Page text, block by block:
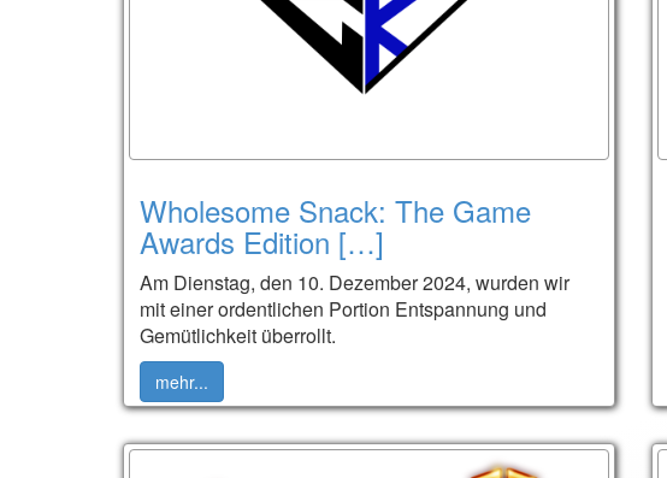
Wholesome Snack: The Game
Awards Edition […]
Am Dienstag, den 10. Dezember 2024, wurden wir
mit einer ordentlichen Portion Entspannung und
Gemütlichkeit überrollt.
mehr...